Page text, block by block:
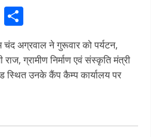
WhatsApp
चंद अग्रवाल ने गुरूवार को पर्यटन,
राज, ग्रामीण निर्माण एवं संस्कृति मंत्री
स्थित उनके कैंप कैम्प कार्यालय पर